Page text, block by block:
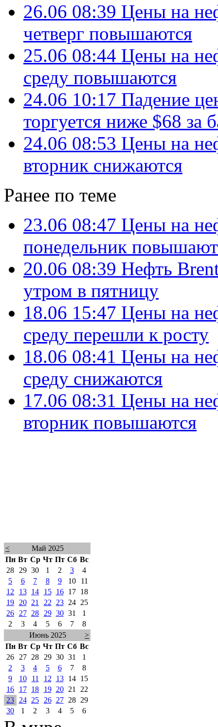
26.06 08:39 Цены на
четверг повышаются
25.06 08:44 Цены на
среду повышаются
24.06 10:17 Падение
торгуется ниже $68 за
24.06 08:53 Цены на
вторник снижаются
Ранее по теме
23.06 08:47 Цены на
понедельник
20.06 08:39 Нефть
утром в пятницу
18.06 15:47 Цены на
среду перешли к росту
18.06 08:41 Цены на
среду снижаются
17.06 08:31 Цены на
вторник повышаются
<
Май 2025
Пн Вт Ср Чт Пт Сб Вс
28
29 30 1 2 3
4
5
6 7 8 9 10
11
12
13 14 15 16 17
18
19
20 21 22 23 24
25
26
27 28 29 30 31
1
2
3 4 5 6 7
8
Июнь 2025
>
Пн Вт Ср Чт Пт Сб Вс
26
27 28 29 30 31
1
2
3 4 5 6 7
8
9
10 11 12 13 14
15
16
17 18 19 20 21
22
23
24 25 26 27 28
29
30
1 2 3 4 5 6